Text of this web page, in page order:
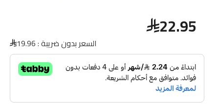
22.95
السعر بدون ضريبة :19.96